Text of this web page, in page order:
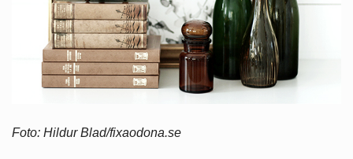
Foto: Hildur Blad/fixaodona.se